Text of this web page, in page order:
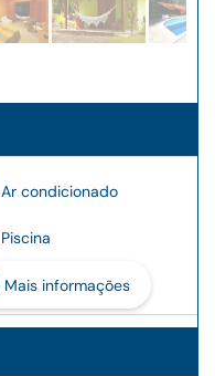
Ar condicionado
Piscina
Mais informações